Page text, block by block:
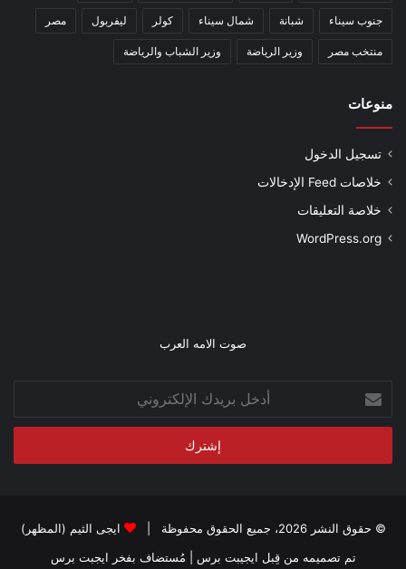
جنوب سيناء شبانة شمال سيناء كولر ليفربول مصر
منتخب مصر وزير الرياضة وزير الشباب والرياضة
منوعات
تسجيل الدخول
خلاصات Feed الإدخالات
خلاصة التعليقات
WordPress.org
صوت الامه العرب
بريدك
الإلكتروني
© حقوق النشر 2026، جميع الحقوق محفوظة |
ايجى الثيم (المظهر)
تم تصميمه من قِبل ايجيبت برس | مُستضاف بفخر ايجبت برس